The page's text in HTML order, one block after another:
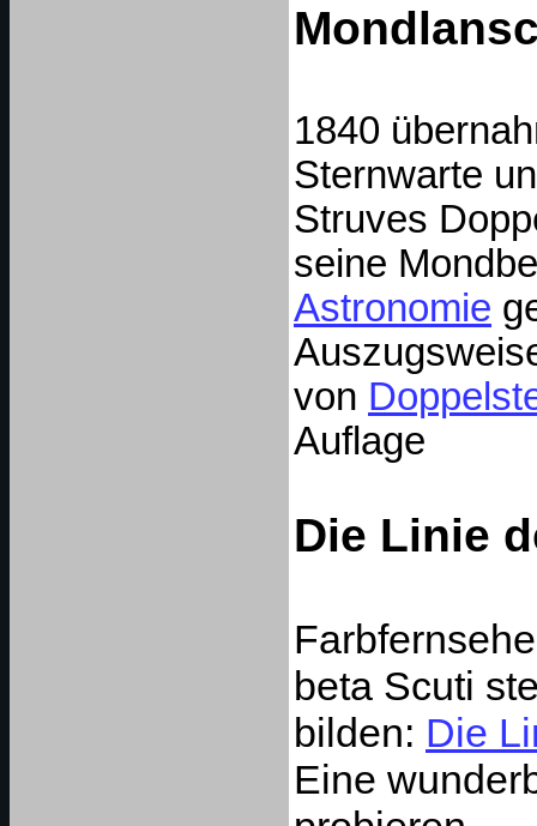
1840
Sternwarte
Struves
seine
Astronomie
von
Auflage
Die Linie
beta Scuti
bilden: Die
Eine